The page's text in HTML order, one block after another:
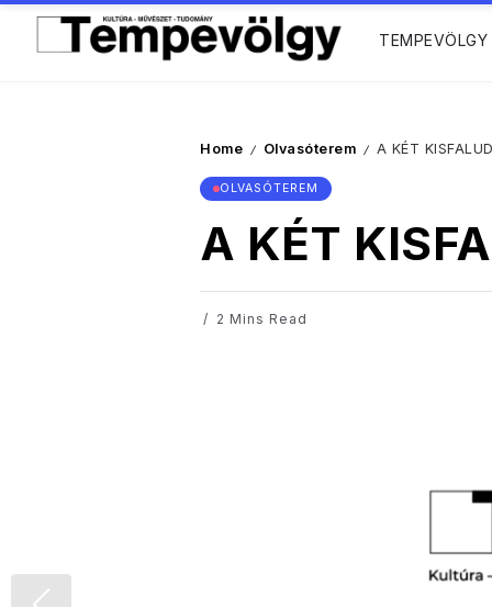
TEMPEVÖLGY
Home / Olvasóterem / A KÉT
OLVASÓTEREM
A KÉT
2 Mins Read